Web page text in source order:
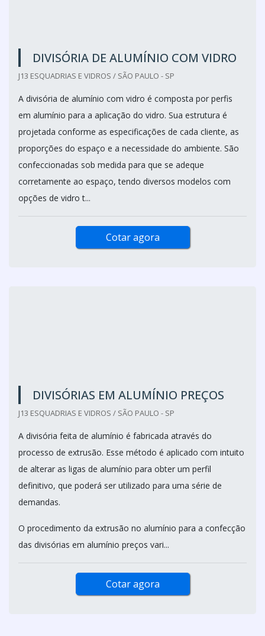
DIVISÓRIA DE ALUMÍNIO COM VIDRO
J13 ESQUADRIAS E VIDROS / SÃO PAULO - SP
A divisória de alumínio com vidro é composta por perfis
em alumínio para a aplicação do vidro. Sua estrutura é
projetada conforme as especificações de cada cliente, as
proporções do espaço e a necessidade do ambiente. São
confeccionadas sob medida para que se adeque
corretamente ao espaço, tendo diversos modelos com
opções de vidro t...
Cotar agora
DIVISÓRIAS EM ALUMÍNIO PREÇOS
J13 ESQUADRIAS E VIDROS / SÃO PAULO - SP
A divisória feita de alumínio é fabricada através do
processo de extrusão. Esse método é aplicado com intuito
de alterar as ligas de alumínio para obter um perfil
definitivo, que poderá ser utilizado para uma série de
demandas.
O procedimento da extrusão no alumínio para a confecção
das divisórias em alumínio preços vari...
Cotar agora